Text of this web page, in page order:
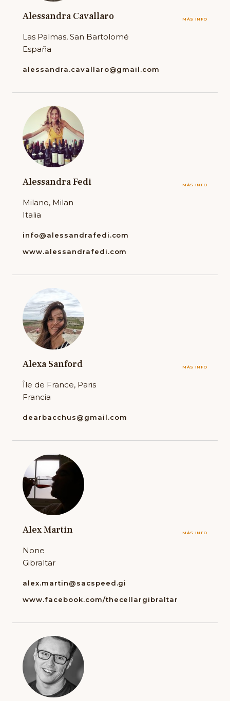
Alessandra Cavallaro MÁS INFO
Las Palmas, San Bartolomé
España
alessandra.cavallaro@gmail.com
Alessandra Fedi MÁS INFO
Milano, Milan
Italia
info@alessandrafedi.com
www.alessandrafedi.com
Alexa Sanford MÁS INFO
Île de France, Paris
Francia
dearbacchus@gmail.com
Alex Martin MÁS INFO
None
Gibraltar
alex.martin@sacspeed.gi
www.facebook.com/thecellargibraltar